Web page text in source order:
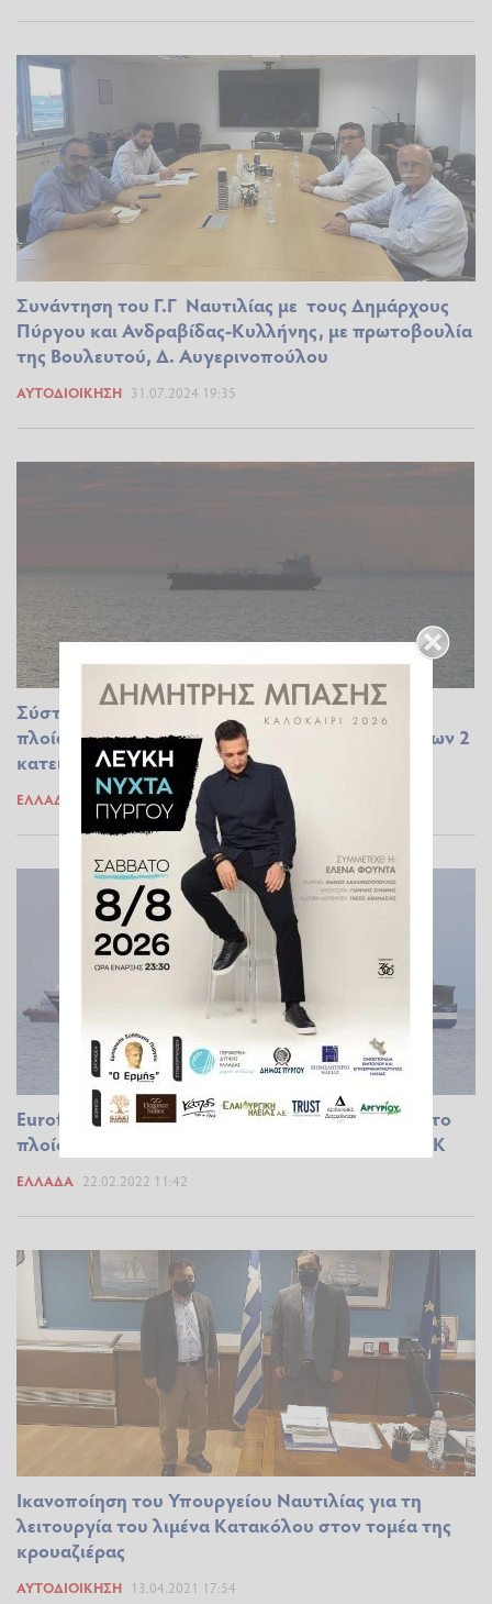
Συνάντηση του Γ.Γ Ναυτιλίας με τους Δημάρχους
Πύργου και Ανδραβίδας-Κυλλήνης, με πρωτοβουλία
της Βουλευτού, Δ. Αυγερινοπούλου
ΑΥΤΟΔΙΟΊΚΗΣΗ 31.07.2024 19:35
Σύσταση από υπουργείο Ναυτιλίας σε Ελληνικά
πλοία: Αποφεύγετε τα ιρανικά ύδατα – Η θέση των 2
κατειλημμένων τάνκερ
ΕΛΛΆΔΑ 30.05.2022 20:16
Euroferry Olympia: Σε άλλο λιμάνι μεταφέρεται το
πλοίο - Θα συνεχιστούν εκεί οι έρευνες της ΕΜΑΚ
ΕΛΛΆΔΑ 22.02.2022 11:42
Ικανοποίηση του Υπουργείου Ναυτιλίας για τη
λειτουργία του λιμένα Κατακόλου στον τομέα της
κρουαζιέρας
ΑΥΤΟΔΙΟΊΚΗΣΗ 13.04.2021 17:54